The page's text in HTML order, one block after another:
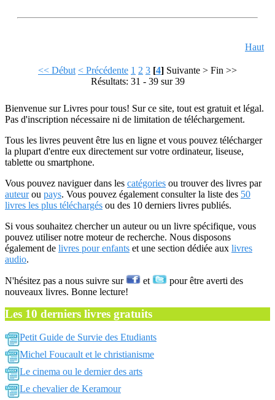
Haut
<< Début < Précédente 1 2 3 [4] Suivante > Fin >>
Résultats: 31 - 39 sur 39
Bienvenue sur Livres pour tous! Sur ce site, tout est gratuit et légal.
Pas d'inscription nécessaire ni de limitation de téléchargement.
Tous les livres peuvent être lus en ligne et vous pouvez télécharger
la plupart d'entre eux directement sur votre ordinateur, liseuse,
tablette ou smartphone.
Vous pouvez naviguer dans les catégories ou trouver des livres par
auteurou pays. Vous pouvez également consulter la liste des 50
livres les plus téléchargés ou des 10 derniers livres publiés.
Si vous souhaitez chercher un auteur ou un livre spécifique, vous
pouvez utiliser notre moteur de recherche. Nous disposons
également de livres pour enfants et une section dédiée aux livres
audio.
N'hésitez pas a nous suivre sur et
pour être averti des
nouveaux livres. Bonne lecture!
Les 10 derniers livres gratuits
Petit Guide de Survie des Etudiants
Michel Foucault et le christianisme
Le cinema ou le dernier des arts
Le chevalier de Keramour